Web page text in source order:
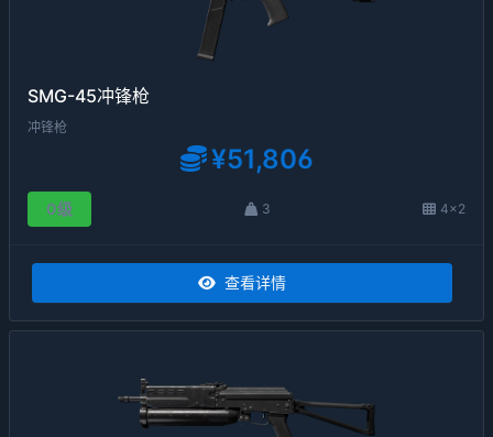
SMG-45冲锋枪
冲锋枪
¥51,806
0级 3 4×2
查看详情